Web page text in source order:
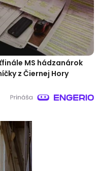
MS hádzanárok
z Čiernej Hory